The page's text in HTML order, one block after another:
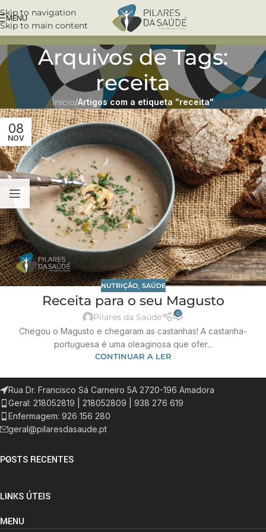
Skip to navigation
Skip to main content
MENU
Arquivos de Tags:
receita
Início/Artigos com a etiqueta "receita"
08
NOV
NUTRIÇÃO, SAÚDE
Receita para o seu Magusto
Pilares da Saúde 0
Chegou o Magusto e chegaram as castanhas! A castanha-
portuguesa é uma oleaginosa que ofer...
CONTINUAR A LER
Rua Dr. Francisco Sá Carneiro 5A 2720-196 Amadora
Geral: 218052819 | 218052809 | 938 276 619
Enfermagem: 926 156 280
geral@pilaresdasaude.pt
POSTS RECENTES
LINKS ÚTEIS
MENU